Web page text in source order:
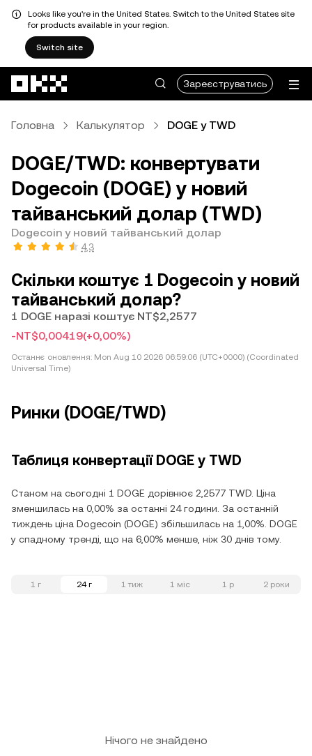
Looks like you're in the United States. Switch to the United States site
for products available in your region.
Switch site
Зареєструватись
Головна Калькулятор DOGE у TWD
DOGE/TWD: конвертувати
Dogecoin (DOGE) у новий
тайванський долар (TWD)
Dogecoin у новий тайванський долар
4,3
Скільки коштує 1 Dogecoin у новий
тайванський долар?
1 DOGE наразі коштує NT$2,2577
-NT$0,00419(+0,00%)
Останнє оновлення: Mon Aug 10 2026 06:59:06 (UTC+0000) (Coordinated
Universal Time)
Ринки (DOGE/TWD)
Таблиця конвертації DOGE у TWD
Станом на сьогодні 1 DOGE дорівнює 2,2577 TWD. Ціна
зменшилась на 0,00% за останні 24 години. За останній
тиждень ціна Dogecoin (DOGE) збільшилась на 1,00%. DOGE
у спадному тренді, що на 6,00% менше, ніж 30 днів тому.
1 г 24 г 1 тиж 1 міс 1 р 2 роки
Нічого не знайдено